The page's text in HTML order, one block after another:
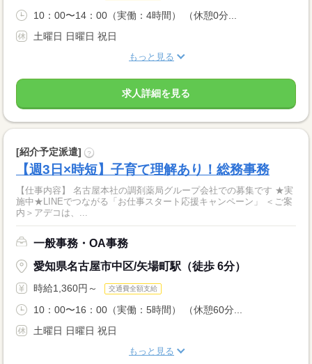
10：00〜14：00（実働：4時間） （休憩0分...
土曜日 日曜日 祝日
もっと見る
求人詳細を見る
[紹介予定派遣] ?
【週3日×時短】子育て理解あり！総務事務
【仕事内容】 名古屋本社の調剤薬局グループ会社での募集です ★実
施中★LINEでつながる「お仕事スタート応援キャンペーン」 ＜ご案
内＞アデコは、...
一般事務・OA事務
愛知県名古屋市中区/矢場町駅（徒歩 6分）
時給1,360円～ 交通費全額支給
10：00〜16：00（実働：5時間） （休憩60分...
土曜日 日曜日 祝日
もっと見る